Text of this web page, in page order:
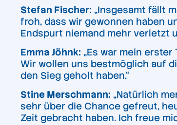
Stefan Fischer: „Insgesamt fällt
froh, dass wir gewonnen haben
Endspurt niemand mehr verletzt
Emma Jöhnk: „Es war mein
Wir wollen uns bestmöglich auf
den Sieg geholt haben.“
Stine Merschmann: „Natürlich
sehr über die Chance gefreut,
Zeit gebracht haben. Ich freue